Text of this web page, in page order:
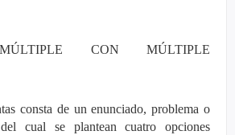
CON MÚLTIPLE
consta de un enunciado, problema o
cual se plantean cuatro opciones